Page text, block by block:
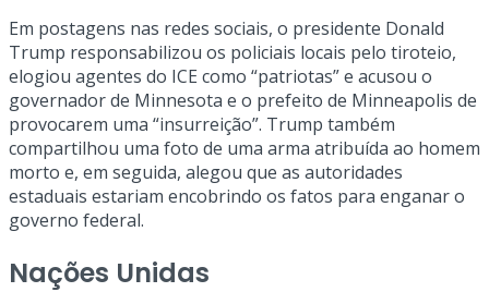
Em postagens nas redes sociais, o presidente Donald
Trump responsabilizou os policiais locais pelo tiroteio,
elogiou agentes do ICE como “patriotas” e acusou o
governador de Minnesota e o prefeito de Minneapolis de
provocarem uma “insurreição”. Trump também
compartilhou uma foto de uma arma atribuída ao homem
morto e, em seguida, alegou que as autoridades
estaduais estariam encobrindo os fatos para enganar o
governo federal.
Nações Unidas